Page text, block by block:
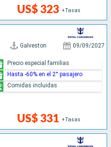
US$ 323 +Tasas
Galveston 09/09/2027
US$ 331 +Tasas
Precio especial familias
Hasta -60% en el 2° pasajero
Comidas incluidas